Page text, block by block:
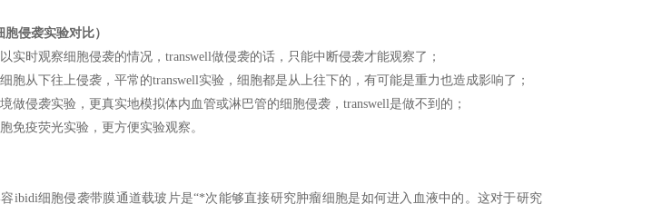
侵袭实验对比）
实时观察细胞侵袭的情况，transwell做侵袭的话，只能中断侵袭才能观察了；
胞从下往上侵袭，平常的transwell实验，细胞都是从上往下的，有可能是重力也造成影响了；
做侵袭实验，更真实地模拟体内血管或淋巴管的细胞侵袭，transwell是做不到的；
免疫荧光实验，更方便实验观察。
ibidi细胞侵袭带膜通道载玻片是“*次能够直接研究肿瘤细胞是如何进入血液中的。这对于研究